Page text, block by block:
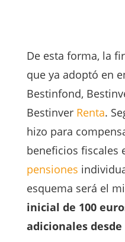
De esta forma, la
que ya adoptó en
Bestinfond,
Bestinver Renta.
hizo para
beneficios fiscales
pensiones
esquema será el
inicial de 100
adicionales desde